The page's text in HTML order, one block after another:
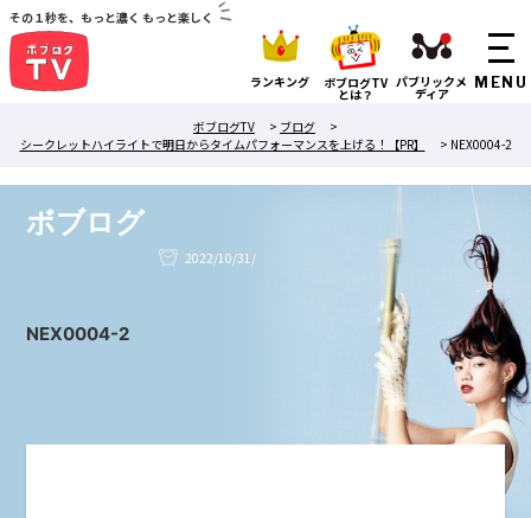
その１秒を、もっと濃く もっと楽しく
ランキング ボブログTV
とは？
パブリックメ
ディア
ボブログTV
> ブログ
>
シークレットハイライトで明日からタイムパフォーマンスを上げる！【PR】
> NEX0004-2
ボブログ
2022/10/31/
NEX0004-2